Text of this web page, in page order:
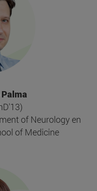
of Neurology en
of Medicine